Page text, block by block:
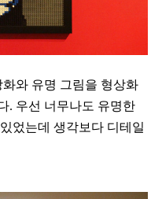
와 유명 그림을 형상화
. 우선 너무나도 유명한
었는데 생각보다 디테일